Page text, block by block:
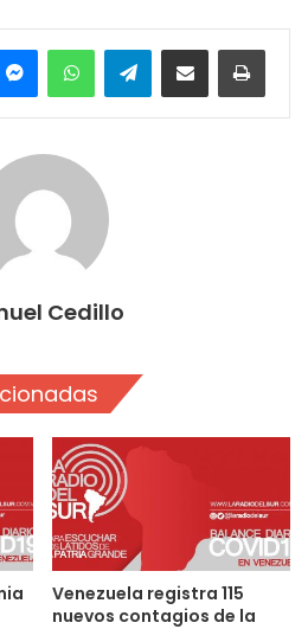
MessengerWhatsAppTelegramCompartir por correo electrónico
Cedillo
Venezuela registra 115
nuevos contagios de la